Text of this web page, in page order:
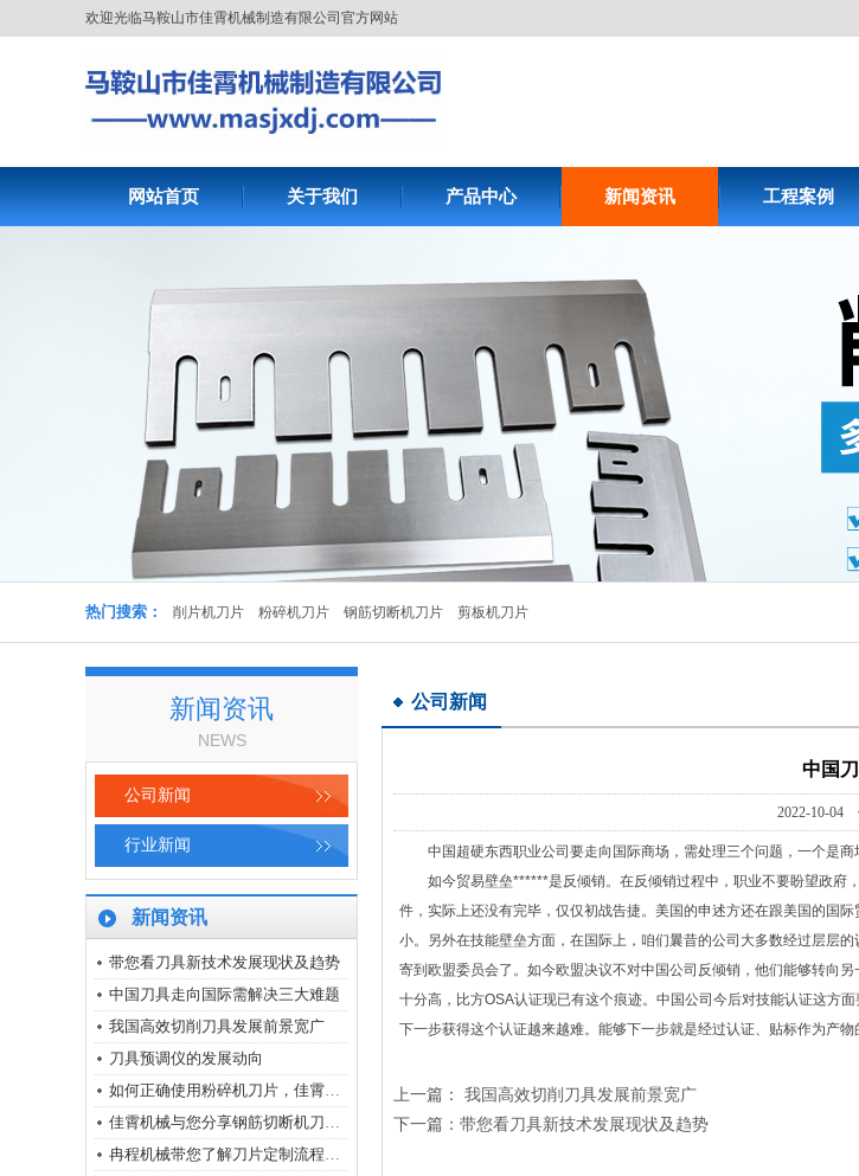
欢迎光临马鞍山市佳霄机械制造有限公司官方网站
网站首页 关于我们 产品中心 新闻资讯 工程案例
热门搜索： 削片机刀片 粉碎机刀片 钢筋切断机刀片 剪板机刀片
新闻资讯
NEWS
公司新闻
行业新闻
新闻资讯
带您看刀具新技术发展现状及趋势
中国刀具走向国际需解决三大难题
我国高效切削刀具发展前景宽广
刀具预调仪的发展动向
如何正确使用粉碎机刀片，佳霄机械来帮您
佳霄机械与您分享钢筋切断机刀片使用前注意事项
冉程机械带您了解刀片定制流程是怎么样的
剪板机刀片
粉碎机刀片
公司新闻
中国
2022-10-04
中国超硬东西职业公司要走向国际商场，需处理三个问题，一个是
如今贸易壁垒******是反倾销。在反倾销过程中，职业不要盼望政府
件，实际上还没有完毕，仅仅初战告捷。美国的申述方还在跟美国的国
小。另外在技能壁垒方面，在国际上，咱们曩昔的公司大多数经过层层
寄到欧盟委员会了。如今欧盟决议不对中国公司反倾销，他们能够转向
十分高，比方OSA认证现已有这个痕迹。中国公司今后对技能认证这方
下一步获得这个认证越来越难。能够下一步就是经过认证、贴标作为产
上一篇： 我国高效切削刀具发展前景宽广
下一篇： 带您看刀具新技术发展现状及趋势